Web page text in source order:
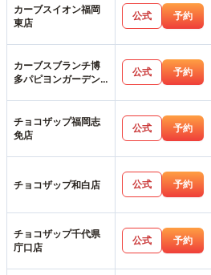
カーブスイオン福岡
東店
公式 予約
カーブスブランチ博
多パピヨンガーデン
公式 予約
チョコザップ福岡志
免店
公式 予約
チョコザップ和白店 公式 予約
チョコザップ千代県
庁口店
公式 予約